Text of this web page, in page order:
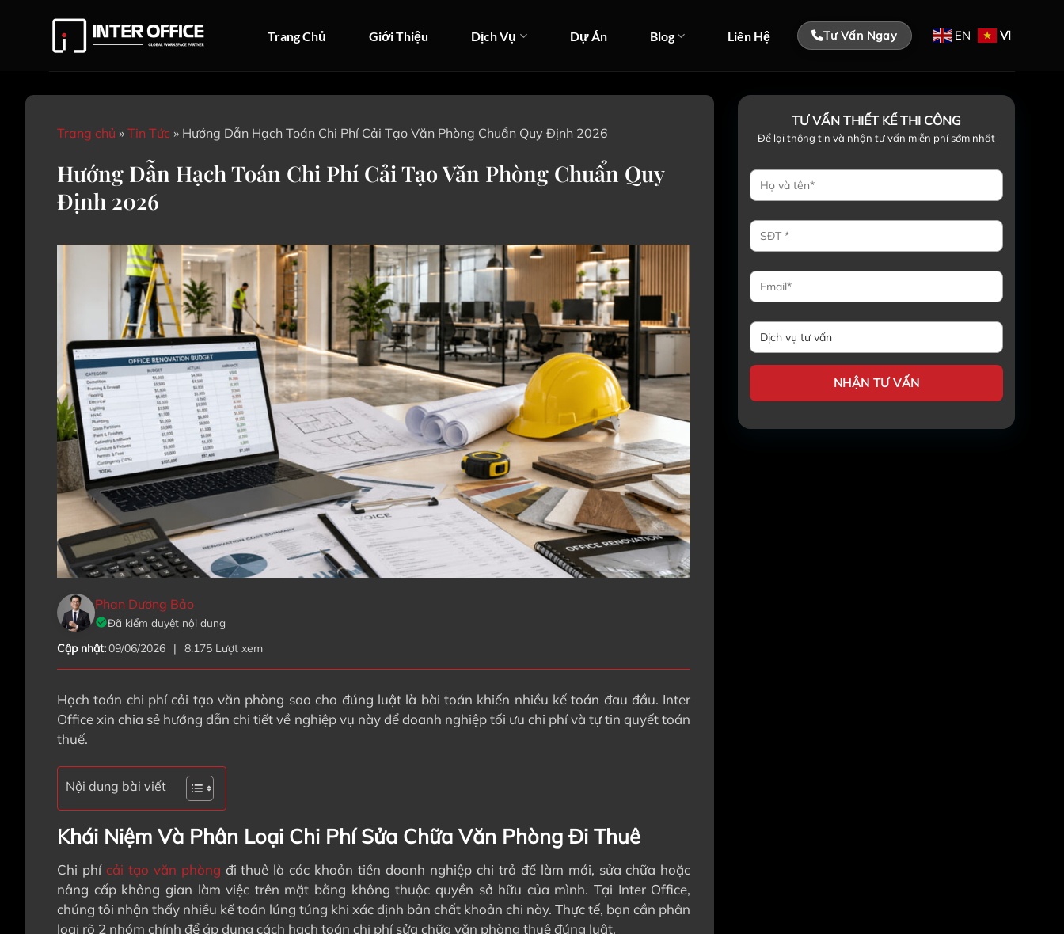
Trang Chủ Giới Thiệu Dịch Vụ Dự Án Blog Liên Hệ Tư Vấn Ngay EN VI
Trang chủ » Tin Tức » Hướng Dẫn Hạch Toán Chi Phí Cải Tạo Văn Phòng Chuẩn Quy Định 2026
Hướng Dẫn Hạch Toán Chi Phí Cải Tạo Văn Phòng Chuẩn Quy
Định 2026
Phan Dương Bảo
Đã kiểm duyệt nội dung
Cập nhật:09/06/2026 | 8.175 Lượt xem
Hạch toán chi phí cải tạo văn phòng sao cho đúng luật là bài toán khiến nhiều kế toán đau đầu. Inter
Office xin chia sẻ hướng dẫn chi tiết về nghiệp vụ này để doanh nghiệp tối ưu chi phí và tự tin quyết toán
thuế.
Nội dung bài viết
Khái Niệm Và Phân Loại Chi Phí Sửa Chữa Văn Phòng Đi Thuê
Chi phí cải tạo văn phòng đi thuê là các khoản tiền doanh nghiệp chi trả để làm mới, sửa chữa hoặc
nâng cấp không gian làm việc trên mặt bằng không thuộc quyền sở hữu của mình. Tại Inter Office,
chúng tôi nhận thấy nhiều kế toán lúng túng khi xác định bản chất khoản chi này. Thực tế, bạn cần phân
loại rõ 2 nhóm chính để áp dụng cách hạch toán chi phí sửa chữa văn phòng thuê đúng luật.
TƯ VẤN THIẾT KẾ THI CÔNG
Để lại thông tin và nhận tư vấn miễn phí sớm nhất